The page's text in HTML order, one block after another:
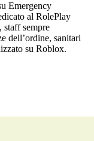
Emergency
al RolePlay
staff sempre
dell’ordine, sanitari
su Roblox.